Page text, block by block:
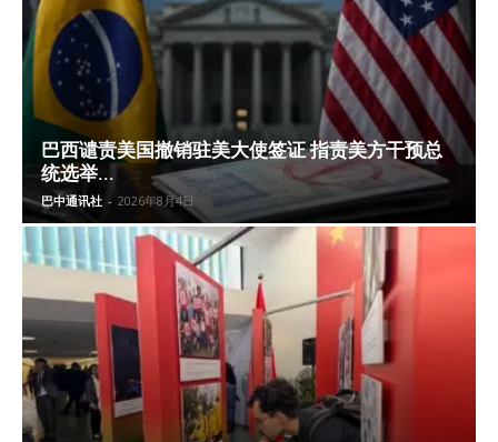
巴西谴责美国撤销驻美大使签证 指责美方干预总
统选举...
巴中通讯社 - 2026年8月4日